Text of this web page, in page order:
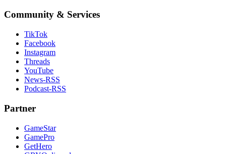
Community & Services
TikTok
Facebook
Instagram
Threads
YouTube
News-RSS
Podcast-RSS
Partner
GameStar
GamePro
GetHero